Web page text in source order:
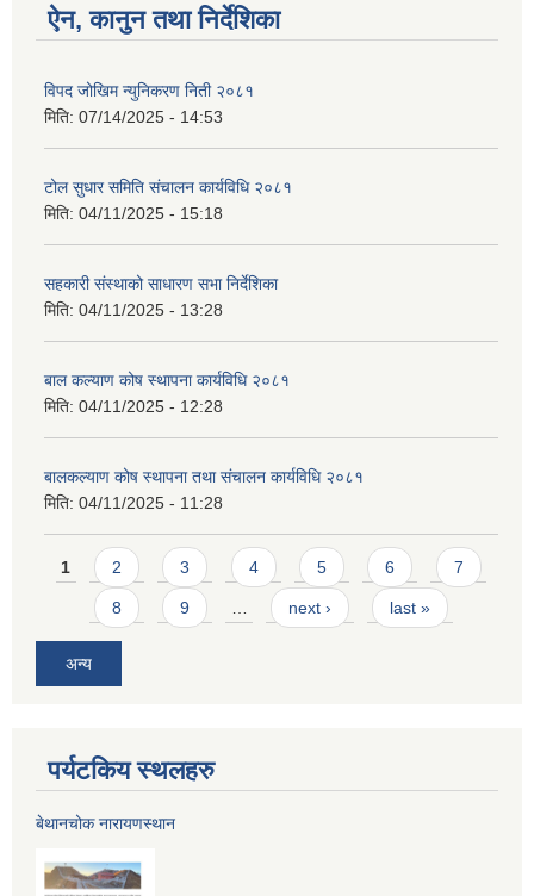
ऐन, कानुन तथा निर्देशिका
विपद जोखिम न्युनिकरण निती २०८१
मिति: 07/14/2025 - 14:53
टोल सुधार समिति संचालन कार्यविधि २०८१
मिति: 04/11/2025 - 15:18
सहकारी संस्थाको साधारण सभा निर्देशिका
मिति: 04/11/2025 - 13:28
बाल कल्याण कोष स्थापना कार्यविधि २०८१
मिति: 04/11/2025 - 12:28
बालकल्याण कोष स्थापना तथा संचालन कार्यविधि २०८१
मिति: 04/11/2025 - 11:28
Pages
1 2 3 4 5 6 7
8 9 … next › last »
अन्य
पर्यटकिय स्थलहरु
बेथानचोक नारायणस्थान